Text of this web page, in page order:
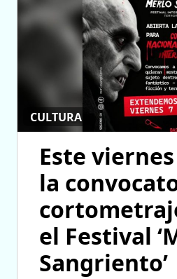
CULTURA
Este
la
el Festival
Sangriento’